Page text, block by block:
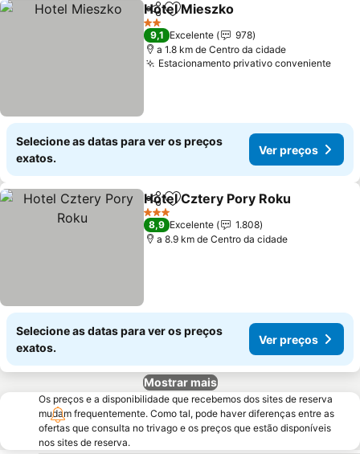
PartilharAdicionar aos favoritos
Hotel Mieszko
2 Estrelas
9,1 Excelente
978
a 1.8 km de Centro da cidade
Estacionamento privativo convenienteVer
Selecione as datas para ver os preços
exatos.
Ver preços
PartilharAdicionar aos favoritos
Hotel Cztery Pory Roku
3 Estrelas
8,9 Excelente
1.808
a 8.9 km de Centro da cidade
Selecione as datas para ver os preços
exatos.
Ver preços
Mostrar mais
Os preços e a disponibilidade que recebemos dos sites de reserva
mudam frequentemente. Como tal, pode haver diferenças entre as
ofertas que consulta no trivago e os preços que estão disponíveis
nos sites de reserva.